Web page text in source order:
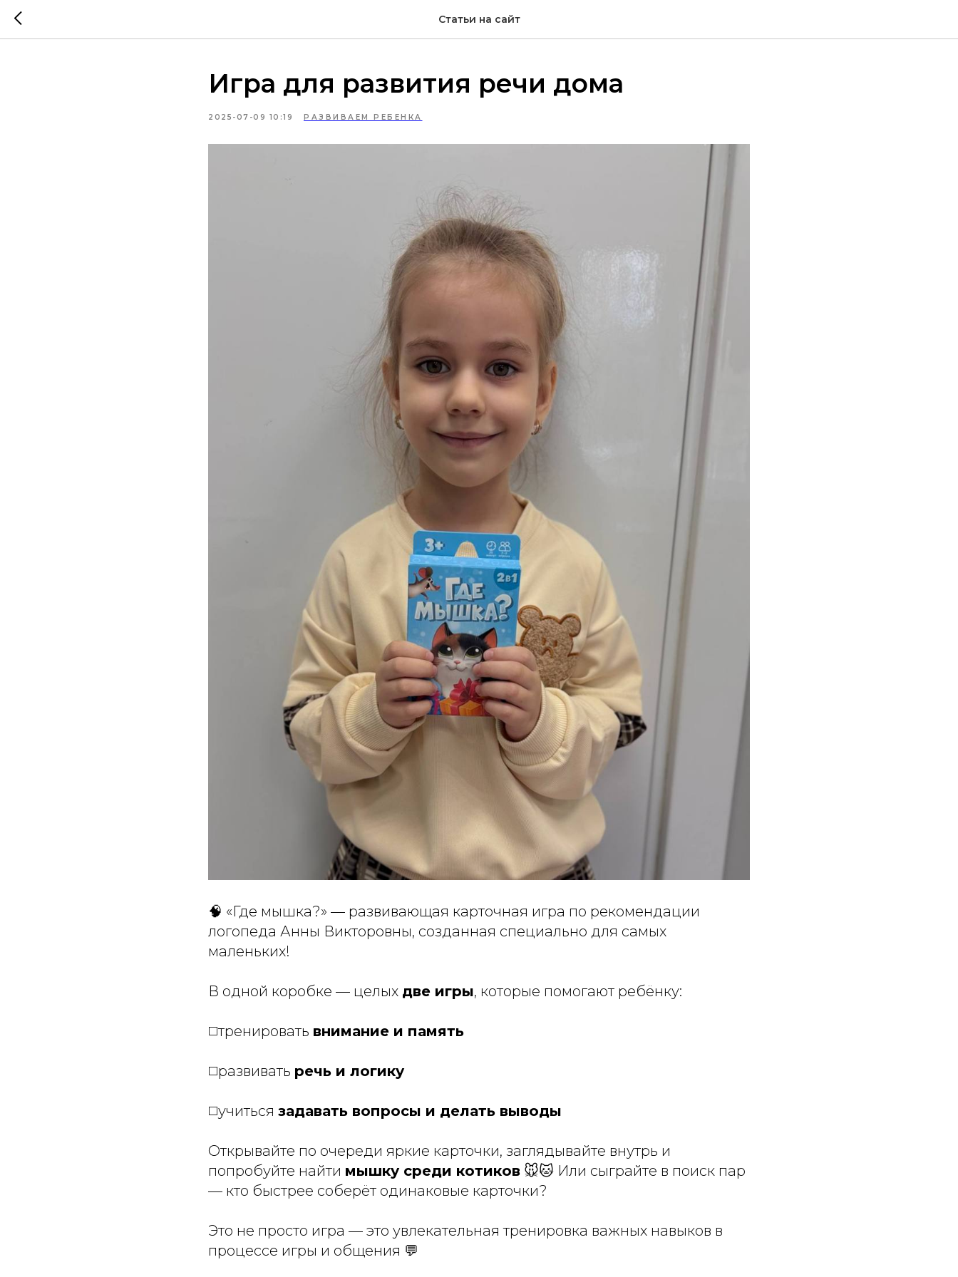
Статьи на сайт
Игра для развития речи дома
2025-07-09 10:19 РАЗВИВАЕМ РЕБЕНКА
🧠 «Где мышка?» — развивающая карточная игра по рекомендации
логопеда Анны Викторовны, созданная специально для самых
маленьких!
В одной коробке — целых две игры, которые помогают ребёнку:
◻️тренировать внимание и память
◻️развивать речь и логику
◻️учиться задавать вопросы и делать выводы
Открывайте по очереди яркие карточки, заглядывайте внутрь и
попробуйте найти мышку среди котиков 🐭🐱 Или сыграйте в поиск пар
— кто быстрее соберёт одинаковые карточки?
Это не просто игра — это увлекательная тренировка важных навыков в
процессе игры и общения 💬